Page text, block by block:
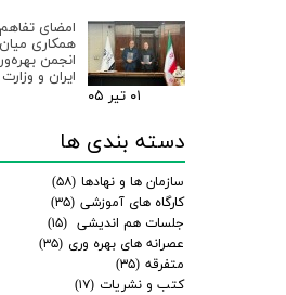
امضای
همکاری میان
انجمن
ایران و
۰۱ تیر ۰۵
دسته بندی ها
سازمان ها و نهادها (۵۸)
کارگاه های آموزشی (۳۵)
جلسات هم اندیشی (۱۵)
عصرانه های بهره وری (۳۵)
متفرقه (۳۵)
کتب و نشریات (۱۷)